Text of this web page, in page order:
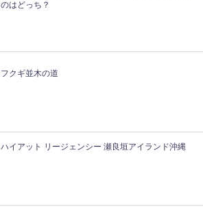
のはどっち？
フクギ並木の道
ハイアット リージェンシー 瀬良垣アイランド沖縄